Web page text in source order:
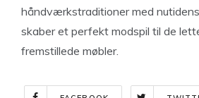
håndværkstraditioner med
skaber et perfekt modspil til de
fremstillede møbler.